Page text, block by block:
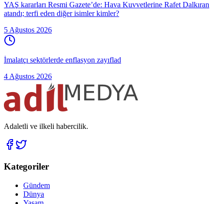
YAŞ kararları Resmi Gazete’de: Hava Kuvvetlerine Rafet Dalkıran
atandı; terfi eden diğer isimler kimler?
5 Ağustos 2026
İmalatçı sektörlerde enflasyon zayıflad
4 Ağustos 2026
Adaletli ve ilkeli habercilik.
Kategoriler
Gündem
Dünya